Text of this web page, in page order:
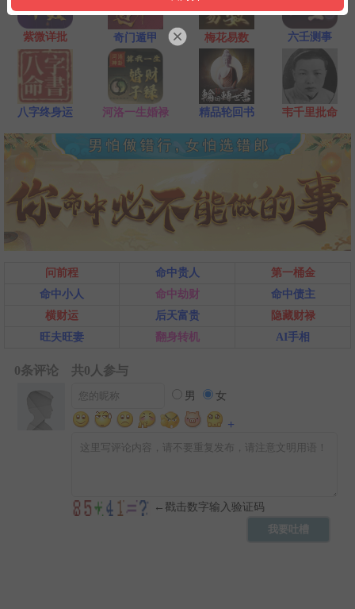
紫微详批 奇门遁甲 梅花易数 六壬测事
八字终身运 河洛一生婚禄 精品轮回书 韦千里批命
问前程 命中贵人
第一桶金
命中小人
命中劫财
命中债主
横财运
后天富贵
隐藏财禄
旺夫旺妻
翻身转机 AI手相